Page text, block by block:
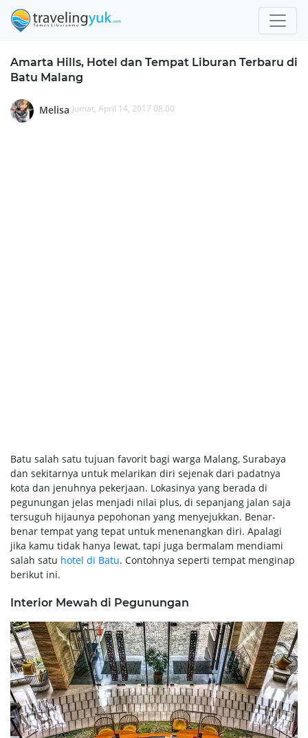
Amarta Hills, Hotel dan Tempat Liburan Terbaru di
Batu Malang
Melisa Jumat, April 14, 2017 08.00
Batu salah satu tujuan favorit bagi warga Malang, Surabaya
dan sekitarnya untuk melarikan diri sejenak dari padatnya
kota dan jenuhnya pekerjaan. Lokasinya yang berada di
pegunungan jelas menjadi nilai plus, di sepanjang jalan saja
tersuguh hijaunya pepohonan yang menyejukkan. Benar-
benar tempat yang tepat untuk menenangkan diri. Apalagi
jika kamu tidak hanya lewat, tapi juga bermalam mendiami
salah satu hotel di Batu. Contohnya seperti tempat menginap
berikut ini.
Interior Mewah di Pegunungan